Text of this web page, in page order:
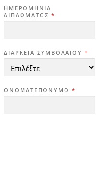
ΗΜΕΡΟΜΗΝΊΑ
ΔΙΠΛΏΜΑΤΟΣ *
ΔΙΆΡΚΕΙΑ ΣΥΜΒΟΛΑΊΟΥ *
ΟΝΟΜΑΤΕΠΏΝΥΜΟ *